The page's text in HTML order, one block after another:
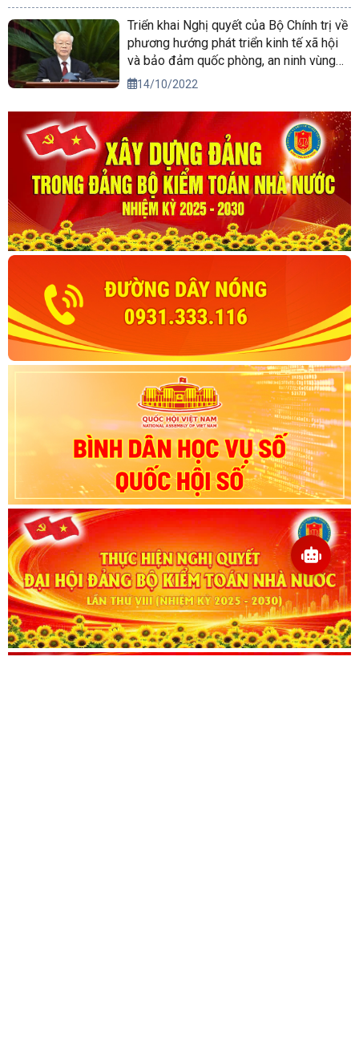
Triển khai Nghị quyết của Bộ Chính trị về
phương hướng phát triển kinh tế xã hội
và bảo đảm quốc phòng, an ninh vùng
Tây Nguyên đến năm 2030, tầm nhìn
14/10/2022